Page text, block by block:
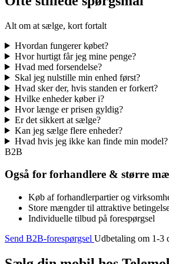
Alt om at sælge, kort fortalt
Hvordan fungerer købet?
Hvor hurtigt får jeg mine penge?
Hvad med forsendelse?
Skal jeg nulstille min enhed først?
Hvad sker der, hvis standen er forkert?
Hvilke enheder køber i?
Hvor længe er prisen gyldig?
Er det sikkert at sælge?
Kan jeg sælge flere enheder?
Hvad hvis jeg ikke kan finde min model?
B2B
Også for forhandlere & større
Køb af forhandlerpartier og
Store mængder til attraktive
Individuelle tilbud på forespørgsel
Send B2B-forespørgsel Udbetaling om 1-3